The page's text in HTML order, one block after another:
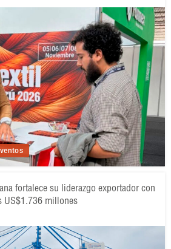
fortalece su liderazgo exportador con
US$1.736 millones